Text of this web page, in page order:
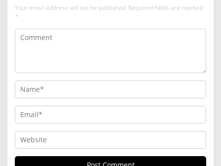
Your email address will not be published. Required fields are marked
*